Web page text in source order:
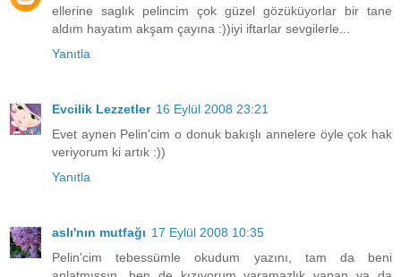
ellerine saglık pelincim çok güzel gözüküyorlar bir tane
aldım hayatım akşam çayına :))iyi iftarlar sevgilerle...
Yanıtla
Evcilik Lezzetler 16 Eylül 2008 23:21
Evet aynen Pelin'cim o donuk bakışlı annelere öyle çok hak
veriyorum ki artık :))
Yanıtla
aslı'nın mutfağı 17 Eylül 2008 10:35
Pelin'cim tebessümle okudum yazını, tam da beni